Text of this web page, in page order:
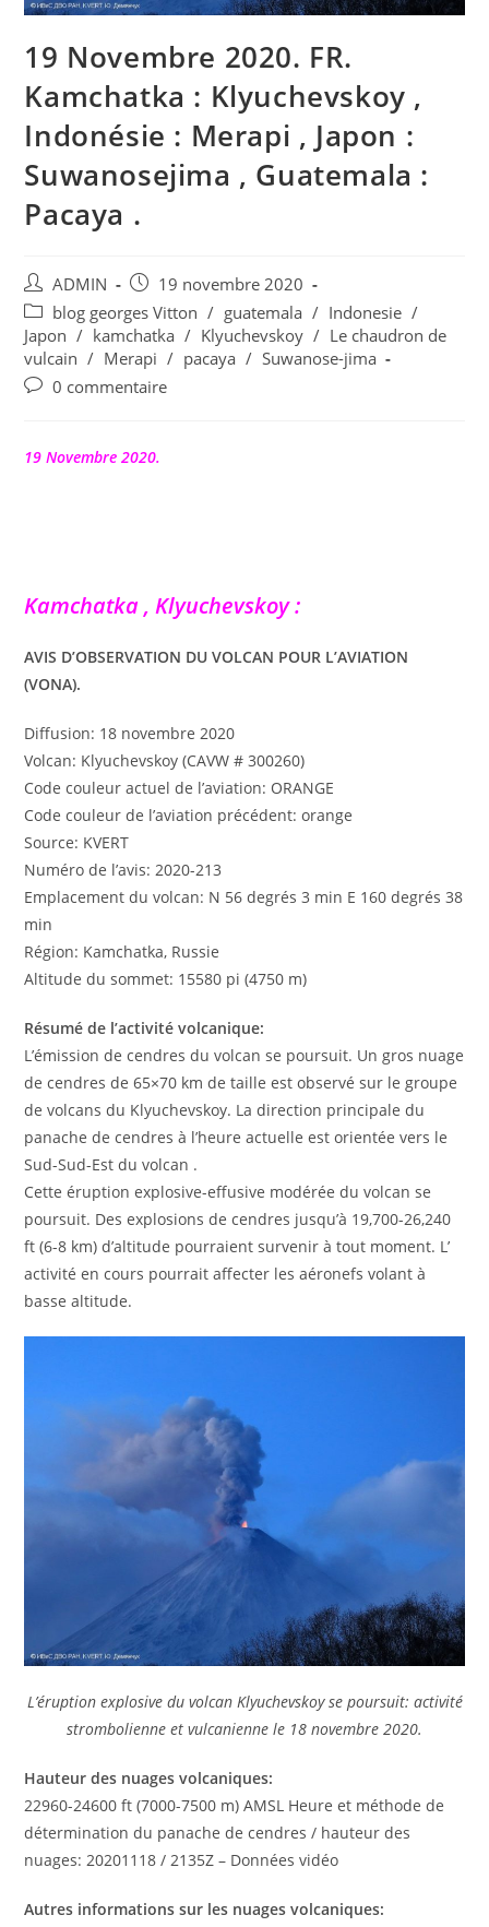
19 Novembre 2020. FR.
Kamchatka : Klyuchevskoy ,
Indonésie : Merapi , Japon :
Suwanosejima , Guatemala :
Pacaya .
Auteur/autrice
de
la
publication :
ADMIN
Publication
publiée :
19 novembre 2020
Post
category:
blog georges Vitton / guatemala / Indonesie /
Japon / kamchatka / Klyuchevskoy / Le chaudron de
vulcain / Merapi / pacaya / Suwanose-jima
Commentaires
publication :
0 commentaire
19 Novembre 2020.
Kamchatka , Klyuchevskoy :
AVIS D’OBSERVATION DU VOLCAN POUR L’AVIATION
(VONA).
Diffusion: 18 novembre 2020
Volcan: Klyuchevskoy (CAVW # 300260)
Code couleur actuel de l’aviation: ORANGE
Code couleur de l’aviation précédent: orange
Source: KVERT
Numéro de l’avis: 2020-213
Emplacement du volcan: N 56 degrés 3 min E 160 degrés 38
min
Région: Kamchatka, Russie
Altitude du sommet: 15580 pi (4750 m)
Résumé de l’activité volcanique:
L’émission de cendres du volcan se poursuit. Un gros nuage
de cendres de 65×70 km de taille est observé sur le groupe
de volcans du Klyuchevskoy. La direction principale du
panache de cendres à l’heure actuelle est orientée vers le
Sud-Sud-Est du volcan .
Cette éruption explosive-effusive modérée du volcan se
poursuit. Des explosions de cendres jusqu’à 19,700-26,240
ft (6-8 km) d’altitude pourraient survenir à tout moment. L’
activité en cours pourrait affecter les aéronefs volant à
basse altitude.
L’éruption explosive du volcan Klyuchevskoy se poursuit: activité
strombolienne et vulcanienne le 18 novembre 2020.
Hauteur des nuages ​​volcaniques:
22960-24600 ft (7000-7500 m) AMSL Heure et méthode de
détermination du panache de cendres / hauteur des
nuages: 20201118 / 2135Z – Données vidéo
Autres informations sur les nuages ​​volcaniques: